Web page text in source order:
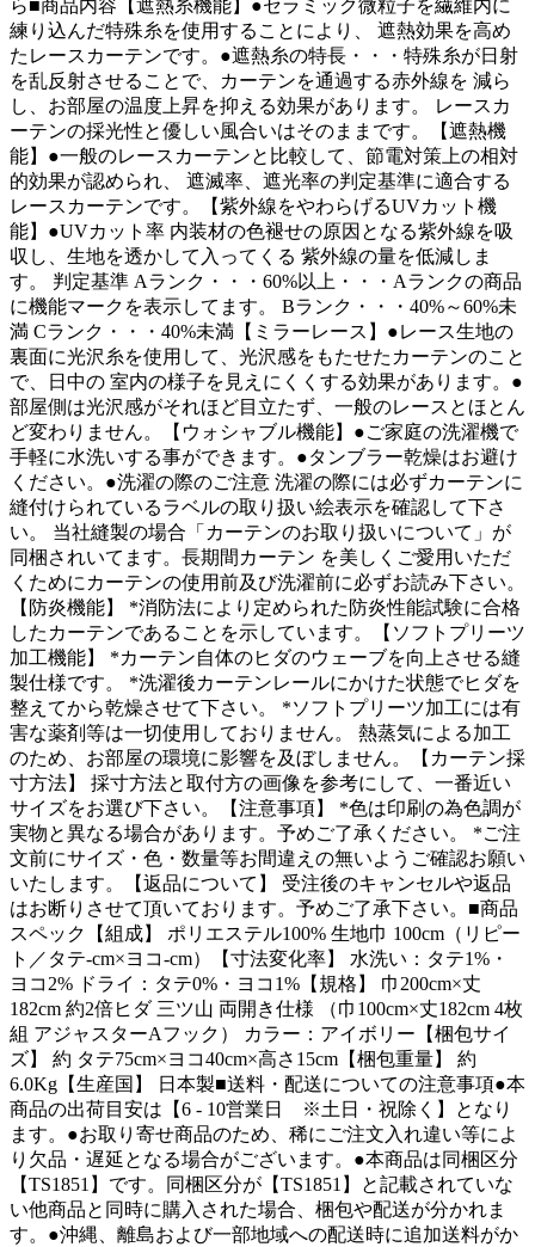
ら■商品内容【遮熱糸機能】●セラミック微粒子を繊維内に
練り込んだ特殊糸を使用することにより、 遮熱効果を高め
たレースカーテンです。●遮熱糸の特長・・・特殊糸が日射
を乱反射させることで、カーテンを通過する赤外線を 減ら
し、お部屋の温度上昇を抑える効果があります。 レースカ
ーテンの採光性と優しい風合いはそのままです。【遮熱機
能】●一般のレースカーテンと比較して、節電対策上の相対
的効果が認められ、 遮滅率、遮光率の判定基準に適合する
レースカーテンです。【紫外線をやわらげるUVカット機
能】●UVカット率 内装材の色褪せの原因となる紫外線を吸
収し、生地を透かして入ってくる 紫外線の量を低減しま
す。 判定基準 Aランク・・・60%以上・・・Aランクの商品
に機能マークを表示してます。 Bランク・・・40%～60%未
満 Cランク・・・40%未満【ミラーレース】●レース生地の
裏面に光沢糸を使用して、光沢感をもたせたカーテンのこと
で、日中の 室内の様子を見えにくくする効果があります。●
部屋側は光沢感がそれほど目立たず、一般のレースとほとん
ど変わりません。【ウォシャブル機能】●ご家庭の洗濯機で
手軽に水洗いする事ができます。●タンブラー乾燥はお避け
ください。●洗濯の際のご注意 洗濯の際には必ずカーテンに
縫付けられているラベルの取り扱い絵表示を確認して下さ
い。 当社縫製の場合「カーテンのお取り扱いについて」が
同梱されいてます。長期間カーテン を美しくご愛用いただ
くためにカーテンの使用前及び洗濯前に必ずお読み下さい。
【防炎機能】 *消防法により定められた防炎性能試験に合格
したカーテンであることを示しています。【ソフトプリーツ
加工機能】 *カーテン自体のヒダのウェーブを向上させる縫
製仕様です。 *洗濯後カーテンレールにかけた状態でヒダを
整えてから乾燥させて下さい。 *ソフトプリーツ加工には有
害な薬剤等は一切使用しておりません。 熱蒸気による加工
のため、お部屋の環境に影響を及ぼしません。【カーテン採
寸方法】 採寸方法と取付方の画像を参考にして、一番近い
サイズをお選び下さい。【注意事項】 *色は印刷の為色調が
実物と異なる場合があります。予めご了承ください。 *ご注
文前にサイズ・色・数量等お間違えの無いようご確認お願い
いたします。【返品について】 受注後のキャンセルや返品
はお断りさせて頂いております。予めご了承下さい。■商品
スペック【組成】 ポリエステル100% 生地巾 100cm（リピー
ト／タテ-cm×ヨコ-cm）【寸法変化率】 水洗い：タテ1%・
ヨコ2% ドライ：タテ0%・ヨコ1%【規格】 巾200cm×丈
182cm 約2倍ヒダ 三ツ山 両開き仕様 （巾100cm×丈182cm 4枚
組 アジャスターAフック） カラー：アイボリー【梱包サイ
ズ】 約 タテ75cm×ヨコ40cm×高さ15cm【梱包重量】 約
6.0Kg【生産国】 日本製■送料・配送についての注意事項●本
商品の出荷目安は【6 - 10営業日 ※土日・祝除く】となり
ます。●お取り寄せ商品のため、稀にご注文入れ違い等によ
り欠品・遅延となる場合がございます。●本商品は同梱区分
【TS1851】です。同梱区分が【TS1851】と記載されていな
い他商品と同時に購入された場合、梱包や配送が分かれま
す。●沖縄、離島および一部地域への配送時に追加送料がか